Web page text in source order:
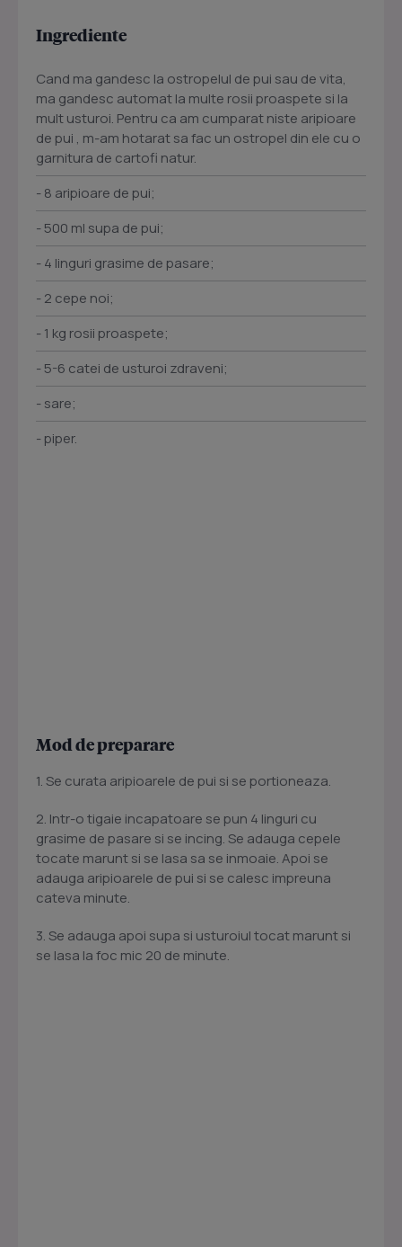
Ingrediente
Cand ma gandesc la ostropelul de pui sau de vita,
ma gandesc automat la multe rosii proaspete si la
mult usturoi. Pentru ca am cumparat niste aripioare
de pui , m-am hotarat sa fac un ostropel din ele cu o
garnitura de cartofi natur.
- 8 aripioare de pui;
- 500 ml supa de pui;
- 4 linguri grasime de pasare;
- 2 cepe noi;
- 1 kg rosii proaspete;
- 5-6 catei de usturoi zdraveni;
- sare;
- piper.
Mod de preparare
1. Se curata aripioarele de pui si se portioneaza.
2. Intr-o tigaie incapatoare se pun 4 linguri cu
grasime de pasare si se incing. Se adauga cepele
tocate marunt si se lasa sa se inmoaie. Apoi se
adauga aripioarele de pui si se calesc impreuna
cateva minute.
3. Se adauga apoi supa si usturoiul tocat marunt si
se lasa la foc mic 20 de minute.